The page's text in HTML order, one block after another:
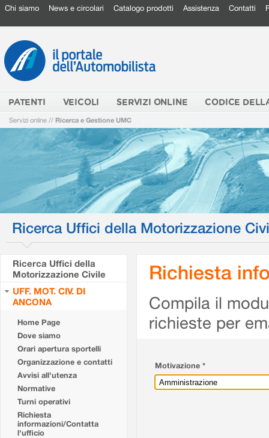
Chi siamo News e circolari Catalogo prodotti Assistenza Contatti
PATENTI VEICOLI SERVIZI ONLINE CODICE
Servizi online // Ricerca e Gestione UMC
Ricerca Uffici della Motorizzazione
Ricerca Uffici della
Motorizzazione Civile
UFF. MOT. CIV. DI
ANCONA
Home Page
Dove siamo
Orari apertura sportelli
Organizzazione e contatti
Avvisi all'utenza
Normative
Turni operativi
Richiesta
informazioni/Contatta
l'ufficio
Richiesta
Compila il
richieste per
Motivazione *